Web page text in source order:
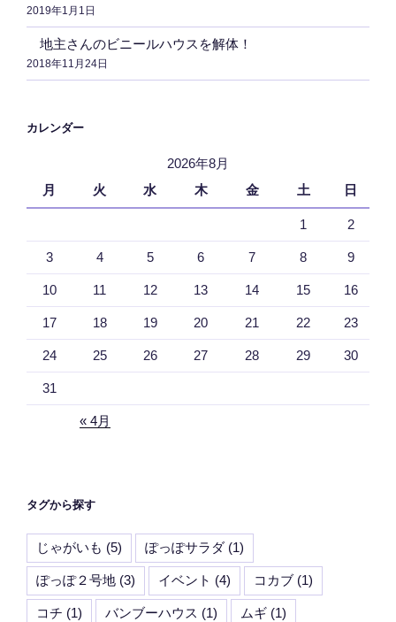
2019年1月1日
地主さんのビニールハウスを解体！
2018年11月24日
カレンダー
2026年8月
月
火 水 木 金 土 日
1 2
3 4 5 6 7 8 9
10 11 12 13 14 15 16
17 18 19 20 21 22 23
24 25 26 27 28 29 30
31
« 4月
タグから探す
じゃがいも (5) ぽっぽサラダ(1)
ぽっぽ２号地 (3) イベント (4) コカブ (1)
コチ (1) バンブーハウス (1) ムギ (1)